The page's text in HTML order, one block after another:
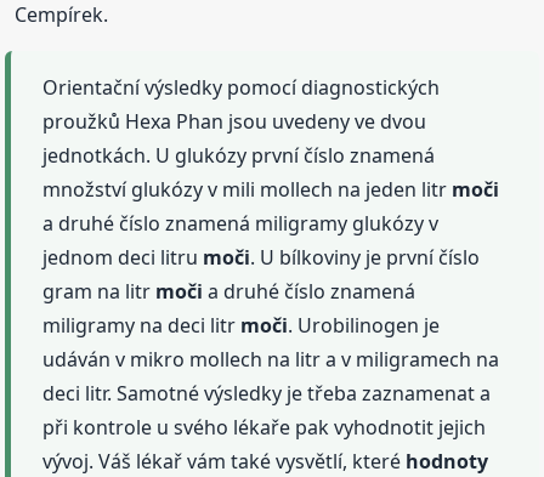
Cempírek.
Orientační výsledky pomocí diagnostických
proužků Hexa Phan jsou uvedeny ve dvou
jednotkách. U glukózy první číslo znamená
množství glukózy v mili mollech na jeden litr moči
a druhé číslo znamená miligramy glukózy v
jednom deci litru moči. U bílkoviny je první číslo
gram na litr moči a druhé číslo znamená
miligramy na deci litr moči. Urobilinogen je
udáván v mikro mollech na litr a v miligramech na
deci litr. Samotné výsledky je třeba zaznamenat a
při kontrole u svého lékaře pak vyhodnotit jejich
vývoj. Váš lékař vám také vysvětlí, které hodnoty